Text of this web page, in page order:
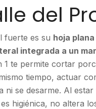
del
fuerte es su hoja
integrada a un
1 te permite cortar
tiempo, actuar
ni se desarme. Al
higiénica, no altera